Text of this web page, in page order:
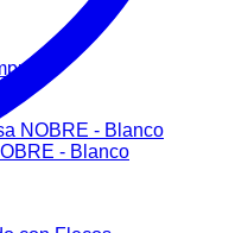
- Blanco